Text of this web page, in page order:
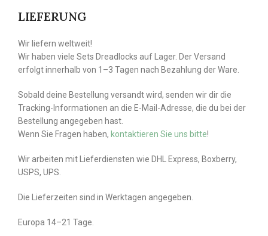
LIEFERUNG
Wir liefern weltweit!
Wir haben viele Sets Dreadlocks auf Lager. Der Versand
erfolgt innerhalb von 1–3 Tagen nach Bezahlung der Ware.
Sobald deine Bestellung versandt wird, senden wir dir die
Tracking-Informationen an die E-Mail-Adresse, die du bei der
Bestellung angegeben hast.
Wenn Sie Fragen haben, kontaktieren Sie uns bitte!
Wir arbeiten mit Lieferdiensten wie DHL Express, Boxberry,
USPS, UPS.
Die Lieferzeiten sind in Werktagen angegeben.
Europa 14–21 Tage.